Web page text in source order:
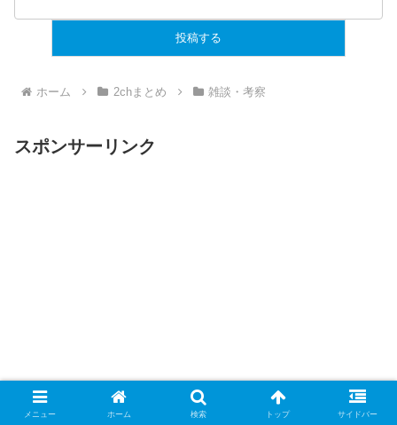
ホーム 2chまとめ 雑談・考察
スポンサーリンク
メニュー ホーム 検索 トップ サイドバー